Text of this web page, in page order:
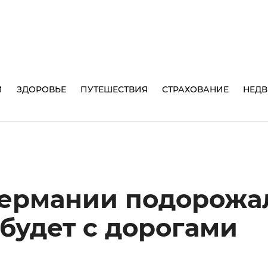
ЗДОРОВЬЕ ПУТЕШЕСТВИЯ СТРАХОВАНИЕ
с дорогами